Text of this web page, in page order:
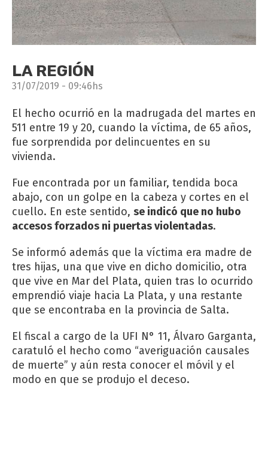
LA REGIÓN
31/07/2019 - 09:46hs
El hecho ocurrió en la madrugada del martes en
511 entre 19 y 20, cuando la víctima, de 65 años,
fue sorprendida por delincuentes en su
vivienda.
Fue encontrada por un familiar, tendida boca
abajo, con un golpe en la cabeza y cortes en el
cuello. En este sentido, se indicó que no hubo
accesos forzados ni puertas violentadas.
Se informó además que la víctima era madre de
tres hijas, una que vive en dicho domicilio, otra
que vive en Mar del Plata, quien tras lo ocurrido
emprendió viaje hacia La Plata, y una restante
que se encontraba en la provincia de Salta.
El fiscal a cargo de la UFI N° 11, Álvaro Garganta,
caratuló el hecho como “averiguación causales
de muerte” y aún resta conocer el móvil y el
modo en que se produjo el deceso.